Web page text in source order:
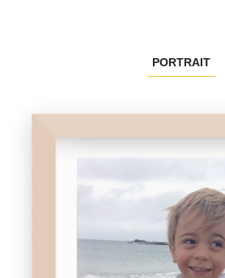
PORTRAIT